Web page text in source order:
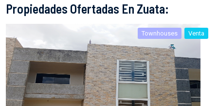
Propiedades Ofertadas En Zuata:
Townhouses Venta